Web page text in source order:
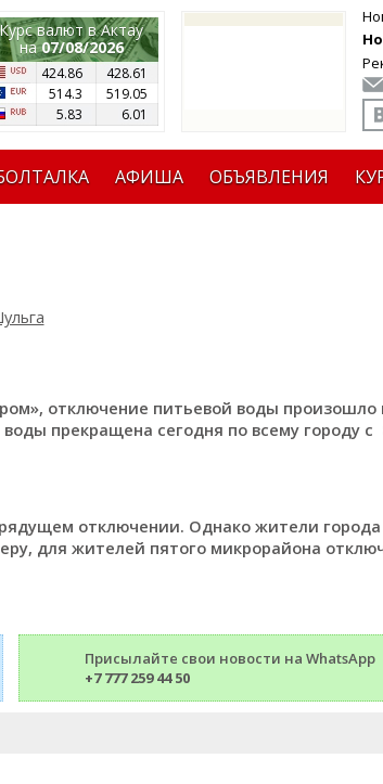
Курс валют в Актау
на07/08/2026
424.86
428.61
514.3
519.05
5.83
6.01
АФИША ОБЪЯВЛЕНИЯ
отключение питьевой воды произошло
прекращена сегодня по всему городу с
отключении. Однако жители города
для жителей пятого микрорайона
Присылайте свои новости на WhatsApp
+7 777 259 44 50